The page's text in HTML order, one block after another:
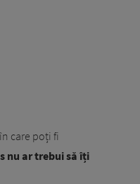
care poți fi
nu ar trebui să îți